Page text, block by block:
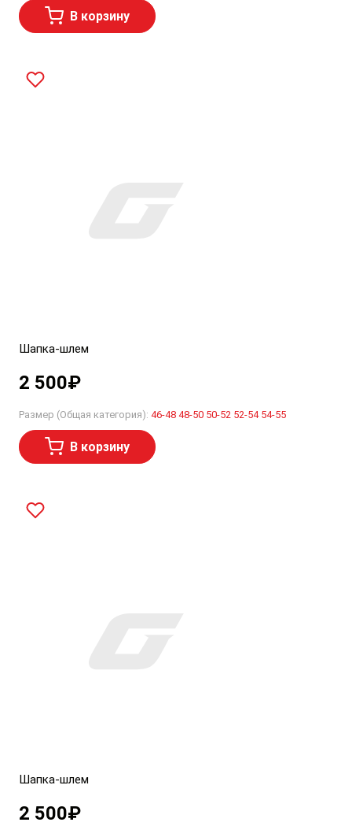
В корзину
Шапка-шлем
2 500₽
Размер (Общая категория): 46-48 48-50 50-52 52-54 54-55
В корзину
Шапка-шлем
2 500₽